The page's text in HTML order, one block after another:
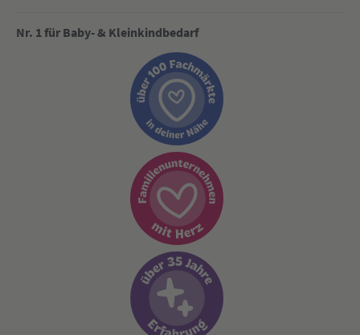
Nr. 1 für Baby- & Kleinkindbedarf